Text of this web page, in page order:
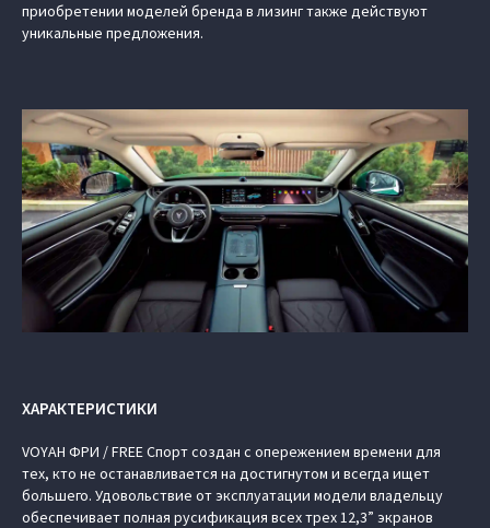
приобретении моделей бренда в лизинг также действуют
уникальные предложения.
ХАРАКТЕРИСТИКИ
VOYAH ФРИ / FREE Спорт создан с опережением времени для
тех, кто не останавливается на достигнутом и всегда ищет
большего. Удовольствие от эксплуатации модели владельцу
обеспечивает полная русификация всех трех 12,3” экранов